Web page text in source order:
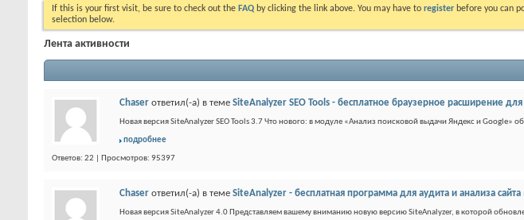
If this is your first visit, be sure to check out the FAQ by clicking the link above. You may have to register before you can
selection below.
Лента активности
Chaser ответил(-а) в теме SiteAnalyzer SEO Tools - бесплатное браузерное расширение
Новая версия SiteAnalyzer SEO Tools 3.7 Что нового: в модуле «Анализ поисковой выдачи Яндекс и Google»
подробнее
Ответов: 22 | Просмотров: 95397
Chaser ответил(-а) в теме SiteAnalyzer - бесплатная программа для аудита и анализа сайта
Новая версия SiteAnalyzer 4.0 Представляем вашему вниманию новую версию SiteAnalyzer, в которой